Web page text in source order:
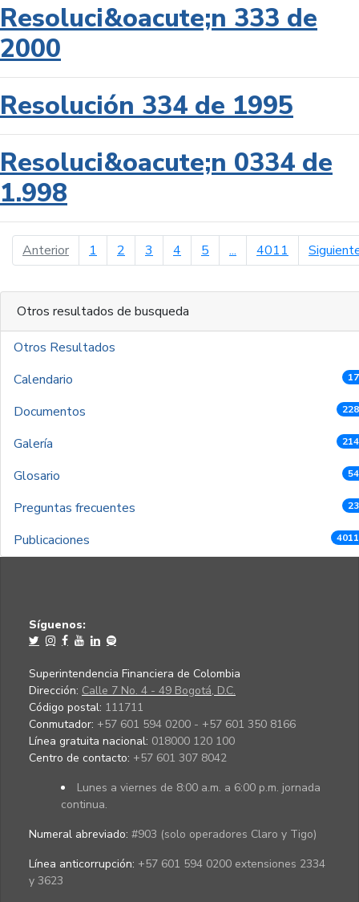
Resoluci&oacute;n 333 de
2000
Resolución 334 de 1995
Resoluci&oacute;n 0334 de
1.998
Anteriorpágina anterior
1 2 3 4 5 ... 4011
Otros resultados de busqueda
Otros Resultados
Calendario
Documentos
Galería
Glosario
Preguntas frecuentes
Publicaciones
Síguenos:
Superintendencia Financiera de Colombia
Dirección: Calle 7 No. 4 - 49 Bogotá, D.C.
Código postal: 111711
Conmutador: +57 601 594 0200 - +57 601 350 8166
Línea gratuita nacional: 018000 120 100
Centro de contacto: +57 601 307 8042
Lunes a viernes de 8:00 a.m. a 6:00 p.m. jornada
continua.
Numeral abreviado: #903 (solo operadores Claro y Tigo)
Línea anticorrupción: +57 601 594 0200 extensiones 2334
y 3623